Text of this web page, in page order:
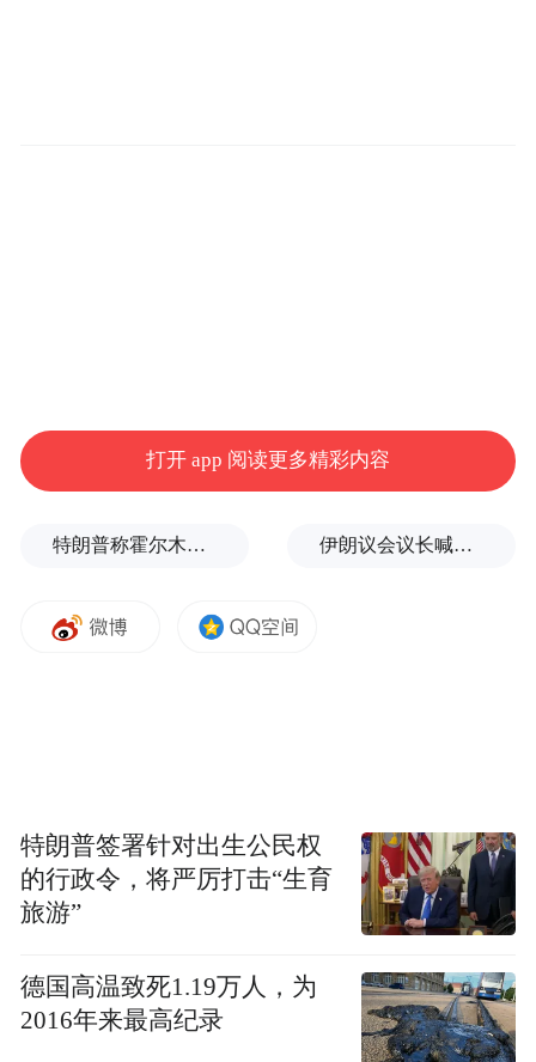
疫情的冲击促使铁路部门加强了内部管理和
管理，削减一切非必要、非急需、非刚性支
面也说明交通运输结构有了进一步优化。
杨省世表示，2020年铁路深入开展货运增量
占全社会货运量的比重由2016年的7.7%提高
到2020年的9.6%。今年一季度，国家铁路发
打开 app 阅读更多精彩内容
特朗普称霍尔木兹海峡协议尚未达成，正参与相关谈判 伊朗议会议长喊话：别再作秀了！
特朗普签署针对出生公民权
的行政令，将严厉打击“生育
旅游”
德国高温致死1.19万人，为
2016年来最高纪录